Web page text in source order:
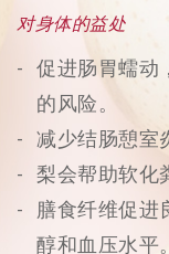
对身体的益处
促进肠胃蠕动
的风险。
减少结肠憩室
梨会帮助软化
膳食纤维促进
醇和血压水平。